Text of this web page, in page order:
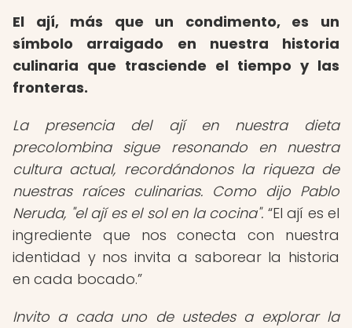
El ají, más que un condimento, es un
símbolo arraigado en nuestra historia
culinaria que trasciende el tiempo y las
fronteras.
La presencia del ají en nuestra dieta
precolombina sigue resonando en nuestra
cultura actual, recordándonos la riqueza de
nuestras raíces culinarias. Como dijo Pablo
Neruda, "el ají es el sol en la cocina". El ají es el
ingrediente que nos conecta con nuestra
identidad y nos invita a saborear la historia
en cada bocado.
Invito a cada uno de ustedes a explorar la